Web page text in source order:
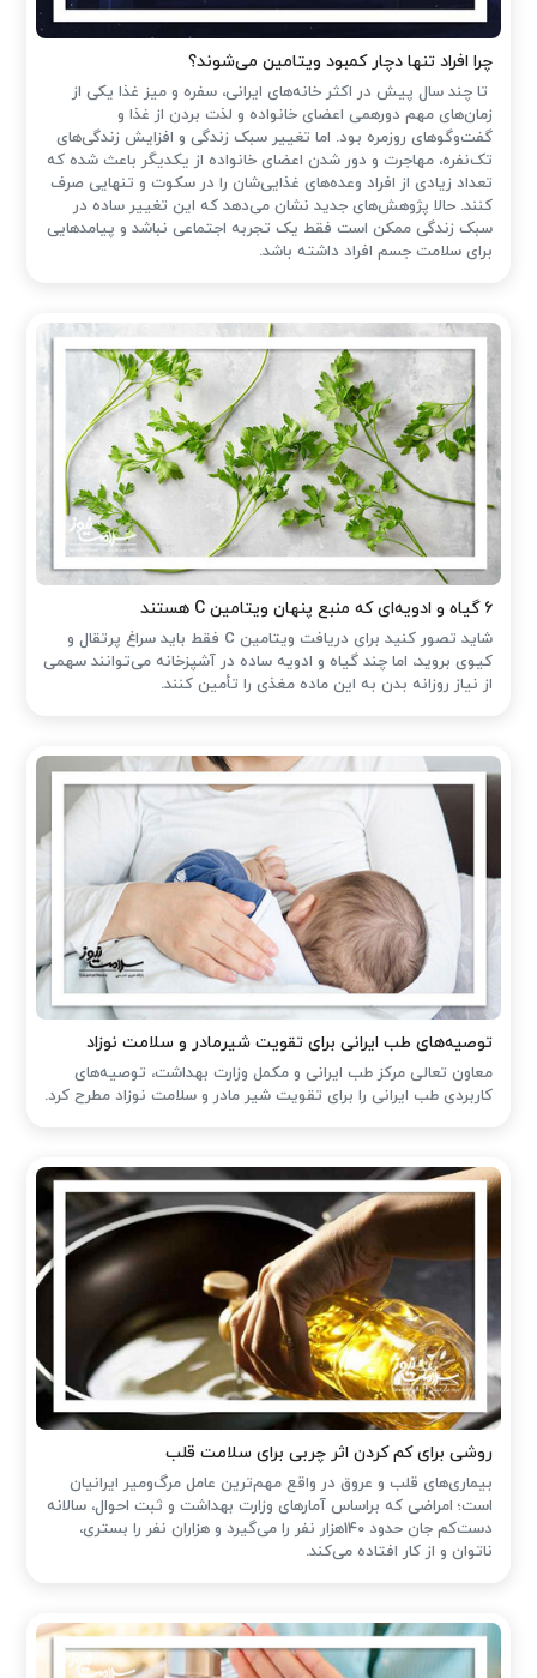
چرا افراد تنها دچار کمبود ویتامین می‌شوند؟
تا چند سال پیش در اکثر خانه‌های ایرانی، سفره و میز غذا یکی از
زمان‌های مهم دورهمی اعضای خانواده و لذت بردن از غذا و
گفت‌وگوهای روزمره بود. اما تغییر سبک زندگی و افزایش زندگی‌های
تک‌نفره، مهاجرت و دور شدن اعضای خانواده از یکدیگر باعث شده که
تعداد زیادی از افراد وعده‌های غذایی‌شان را در سکوت و تنهایی صرف
کنند. حالا پژوهش‌های جدید نشان می‌دهد که این تغییر ساده در
سبک زندگی ممکن است فقط یک تجربه اجتماعی نباشد و پیامدهایی
برای سلامت جسم افراد داشته باشد.
۶ گیاه و ادویه‌ای که منبع پنهان ویتامین C هستند
شاید تصور کنید برای دریافت ویتامین C فقط باید سراغ پرتقال و
کیوی بروید، اما چند گیاه و ادویه ساده در آشپزخانه می‌توانند سهمی
از نیاز روزانه بدن به این ماده مغذی را تأمین کنند.
توصیه‌های طب ایرانی برای تقویت شیرمادر و سلامت نوزاد
معاون تعالی مرکز طب ایرانی و مکمل وزارت بهداشت، توصیه‌های
کاربردی طب ایرانی را برای تقویت شیر مادر و سلامت نوزاد مطرح کرد.
روشی برای کم کردن اثر چربی برای سلامت قلب
بیماری‌های قلب و عروق در واقع مهم‌ترین عامل مرگ‌ومیر ایرانیان
است؛ امراضی که براساس آمارهای وزارت بهداشت و ثبت احوال، سالانه
دست‌کم جان حدود 140هزار نفر را می‌گیرد و هزاران نفر را بستری،
ناتوان و از کار افتاده می‌کند.